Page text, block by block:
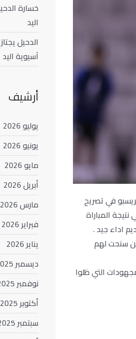
في تصريح
المباراة
اداء جيد .
سنحت لهم
التي ظلوا
خسارة
اليد
الدحيل
آسيوية اليد
أرشيف
يوليو 2026
يونيو 2026
مايو 2026
أبريل 2026
مارس 2026
فبراير 2026
يناير 2026
ديسمبر 2025
نوفمبر 2025
أكتوبر 2025
سبتمبر 2025